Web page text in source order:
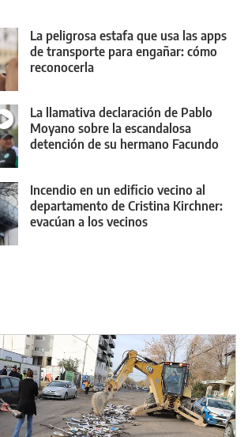
La peligrosa estafa que usa las apps
de transporte para engañar: cómo
reconocerla
La llamativa declaración de Pablo
Moyano sobre la escandalosa
detención de su hermano Facundo
Incendio en un edificio vecino al
departamento de Cristina Kirchner:
evacúan a los vecinos